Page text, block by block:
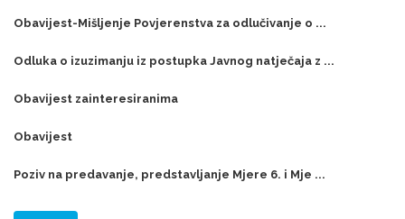
Obavijest-Mišljenje Povjerenstva za odlučivanje o ...
Odluka o izuzimanju iz postupka Javnog natječaja z ...
Obavijest zainteresiranima
Obavijest
Poziv na predavanje, predstavljanje Mjere 6. i Mje ...